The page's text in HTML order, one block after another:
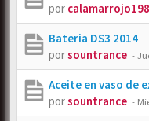
por
Bateria DS3 2014
porsountrance -
Aceite en vaso de
porsountrance -